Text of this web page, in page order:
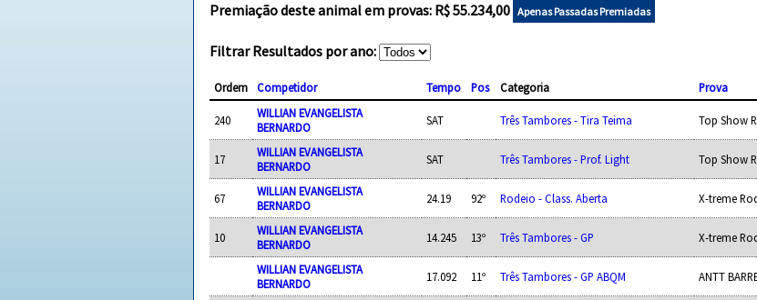
Premiação deste animal em provas: R$ 55.234,00 Apenas Passadas Premiadas
Filtrar Resultados por ano:
Ordem Competidor Tempo Pos Categoria Prova
240
WILLIAN EVANGELISTA
BERNARDO
SAT Três Tambores - Tira Teima Top Show
17
WILLIAN EVANGELISTA
BERNARDO
SAT Três Tambores - Prof. Light Top Show
67
WILLIAN EVANGELISTA
BERNARDO
24.19 92º Rodeio - Class. Aberta X-treme
10
WILLIAN EVANGELISTA
BERNARDO
14.245 13º Três Tambores - GP X-treme
WILLIAN EVANGELISTA
BERNARDO
17.092 11º Três Tambores - GP ABQM ANTT